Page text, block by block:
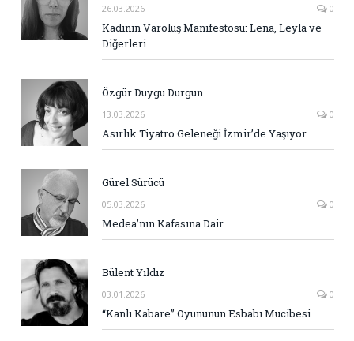
26.03.2026 0
Kadının Varoluş Manifestosu: Lena, Leyla ve
Diğerleri
Özgür Duygu Durgun
13.03.2026 0
Asırlık Tiyatro Geleneği İzmir’de Yaşıyor
Gürel Sürücü
05.03.2026 0
Medea’nın Kafasına Dair
Bülent Yıldız
03.01.2026 0
“Kanlı Kabare” Oyununun Esbabı Mucibesi